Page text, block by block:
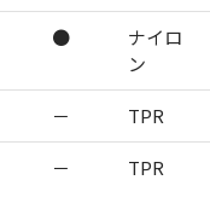
●
ナイロ
ン
－ TPR
－ TPR